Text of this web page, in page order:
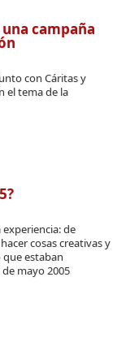
una campaña
con Cáritas y
el tema de la
experiencia: de
cosas creativas y
que estaban
mayo 2005